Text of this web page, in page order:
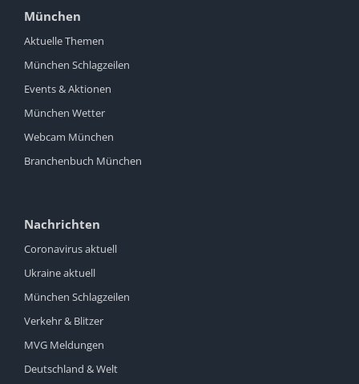
München
Aktuelle Themen
München Schlagzeilen
Events & Aktionen
München Wetter
Webcam München
Branchenbuch München
Nachrichten
Coronavirus aktuell
Ukraine aktuell
München Schlagzeilen
Verkehr & Blitzer
MVG Meldungen
Deutschland & Welt